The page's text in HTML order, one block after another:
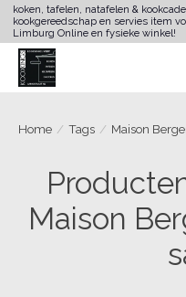
koken, tafelen, natafelen &
kookgereedschap en servies item
Limburg Online en fysieke winkel!
Home / Tags / Maison
Maison